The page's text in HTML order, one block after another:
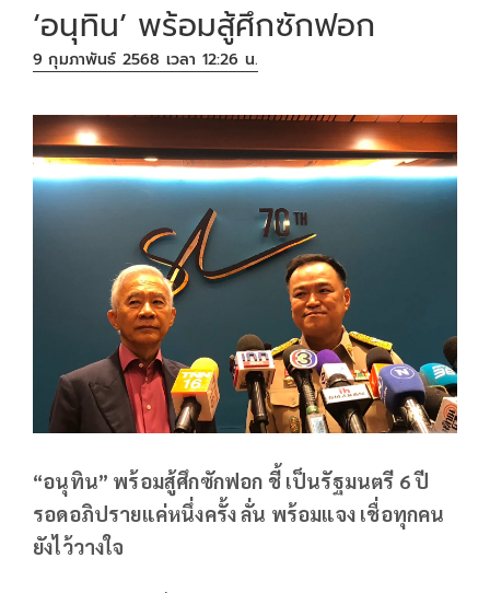
‘อนุทิน’ พร้อมสู้ศึกซักฟอก
9 กุมภาพันธ์ 2568 เวลา 12:26 น.
“อนุทิน” พร้อมสู้ศึกซักฟอก ชี้ เป็นรัฐมนตรี 6 ปี
รอดอภิปรายแค่หนึ่งครั้ง ลั่น พร้อมแจง เชื่อทุกคน
ยังไว้วางใจ